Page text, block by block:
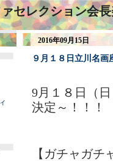
セレクション会
2016年09月15日
９月１８日立川名
9月１８日（
決定～！！！
【ガチャガ